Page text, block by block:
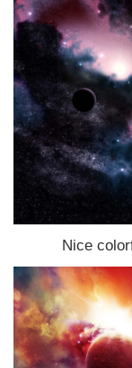
Nice